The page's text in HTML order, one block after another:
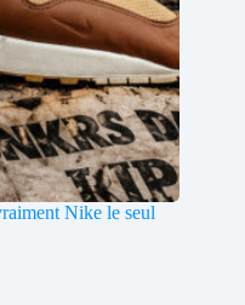
Nike le seul